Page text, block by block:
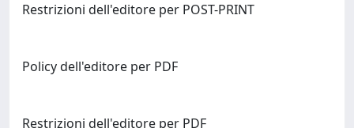
Restrizioni dell'editore per POST-PRINT
Policy dell'editore per PDF
Restrizioni dell'editore per PDF